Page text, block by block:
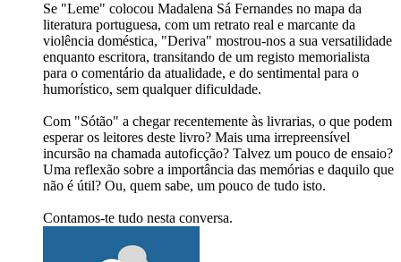
Se "Leme" colocou Madalena Sá Fernandes no mapa da
literatura portuguesa, com um retrato real e marcante da
violência doméstica, "Deriva" mostrou-nos a sua versatilidade
enquanto escritora, transitando de um registo memorialista
para o comentário da atualidade, e do sentimental para o
humorístico, sem qualquer dificuldade.
Com "Sótão" a chegar recentemente às livrarias, o que podem
esperar os leitores deste livro? Mais uma irrepreensível
incursão na chamada autoficção? Talvez um pouco de ensaio?
Uma reflexão sobre a importância das memórias e daquilo que
não é útil? Ou, quem sabe, um pouco de tudo isto.
Contamos-te tudo nesta conversa.